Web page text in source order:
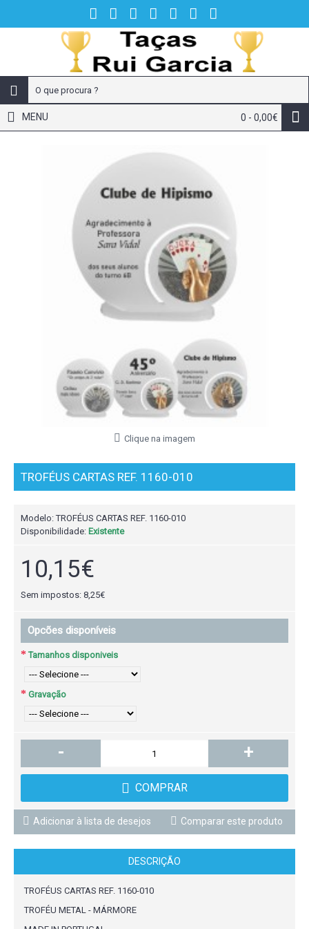
0 - 0,00€
MENU
Clique na imagem
TROFÉUS CARTAS REF. 1160-010
Modelo:TROFÉUS CARTAS REF. 1160-010
Disponibilidade: Existente
10,15€
Sem impostos: 8,25€
Opcões disponíveis
Tamanhos disponiveis
Gravação
- +
COMPRAR
Adicionar à lista de desejos Comparar este produto
DESCRIÇÃO
TROFÉUS CARTAS REF. 1160-010
TROFÉU METAL - MÁRMORE